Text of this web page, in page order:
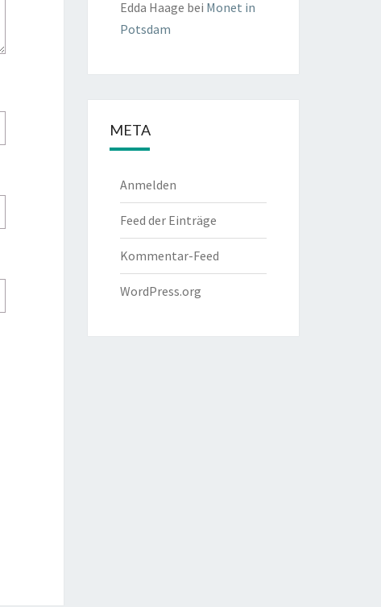
Edda Haage bei Monet in
Potsdam
META
Anmelden
Feed der Einträge
Kommentar-Feed
WordPress.org